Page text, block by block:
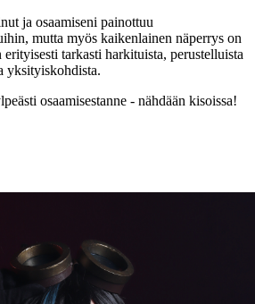
ja osaamiseni painottuu
mutta myös kaikenlainen näperrys on
tarkasti harkituista, perustelluista
yksityiskohdista.
osaamisestanne - nähdään kisoissa!